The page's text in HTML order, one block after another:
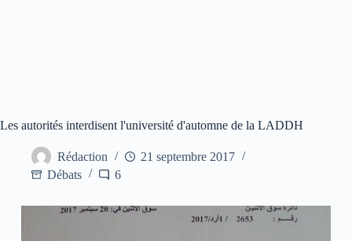
Les autorités interdisent l'université d'automne de la LADDH
Rédaction
21 septembre 2017
Débats
6